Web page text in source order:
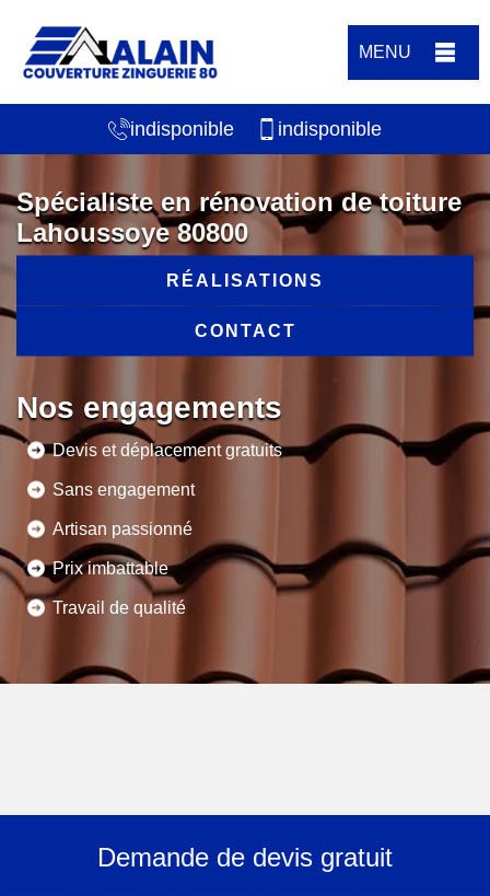
MENU
indisponible indisponible
Spécialiste en rénovation de toiture
Lahoussoye 80800
RÉALISATIONS
CONTACT
Nos engagements
Devis et déplacement gratuits
Sans engagement
Artisan passionné
Prix imbattable
Travail de qualité
Demande de devis gratuit